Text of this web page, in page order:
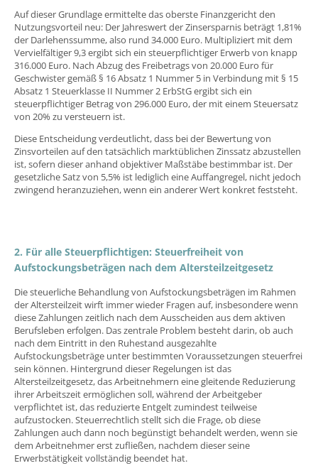
Auf dieser Grundlage ermittelte das oberste Finanzgericht den
Nutzungsvorteil neu: Der Jahreswert der Zinsersparnis beträgt 1,81%
der Darlehenssumme, also rund 34.000 Euro. Multipliziert mit dem
Vervielfältiger 9,3 ergibt sich ein steuerpflichtiger Erwerb von knapp
316.000 Euro. Nach Abzug des Freibetrags von 20.000 Euro für
Geschwister gemäß § 16 Absatz 1 Nummer 5 in Verbindung mit § 15
Absatz 1 Steuerklasse II Nummer 2 ErbStG ergibt sich ein
steuerpflichtiger Betrag von 296.000 Euro, der mit einem Steuersatz
von 20% zu versteuern ist.
Diese Entscheidung verdeutlicht, dass bei der Bewertung von
Zinsvorteilen auf den tatsächlich marktüblichen Zinssatz abzustellen
ist, sofern dieser anhand objektiver Maßstäbe bestimmbar ist. Der
gesetzliche Satz von 5,5% ist lediglich eine Auffangregel, nicht jedoch
zwingend heranzuziehen, wenn ein anderer Wert konkret feststeht.
2. Für alle Steuerpflichtigen: Steuerfreiheit von
Aufstockungsbeträgen nach dem Altersteilzeitgesetz
Die steuerliche Behandlung von Aufstockungsbeträgen im Rahmen
der Altersteilzeit wirft immer wieder Fragen auf, insbesondere wenn
diese Zahlungen zeitlich nach dem Ausscheiden aus dem aktiven
Berufsleben erfolgen. Das zentrale Problem besteht darin, ob auch
nach dem Eintritt in den Ruhestand ausgezahlte
Aufstockungsbeträge unter bestimmten Voraussetzungen steuerfrei
sein können. Hintergrund dieser Regelungen ist das
Altersteilzeitgesetz, das Arbeitnehmern eine gleitende Reduzierung
ihrer Arbeitszeit ermöglichen soll, während der Arbeitgeber
verpflichtet ist, das reduzierte Entgelt zumindest teilweise
aufzustocken. Steuerrechtlich stellt sich die Frage, ob diese
Zahlungen auch dann noch begünstigt behandelt werden, wenn sie
dem Arbeitnehmer erst zufließen, nachdem dieser seine
Erwerbstätigkeit vollständig beendet hat.